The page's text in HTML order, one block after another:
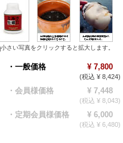
小さい写真をクリックすると拡大します。
・一般価格 ¥ 7,800
(税込 ¥ 8,424)
・会員様価格 ¥ 7,448
(税込 ¥ 8,043)
・定期会員様価格 ¥ 6,000
(税込 ¥ 6,480)